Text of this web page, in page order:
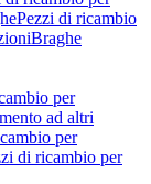
Pezzi di ricambio
Braghe
per
ad altri
per
di ricambio per